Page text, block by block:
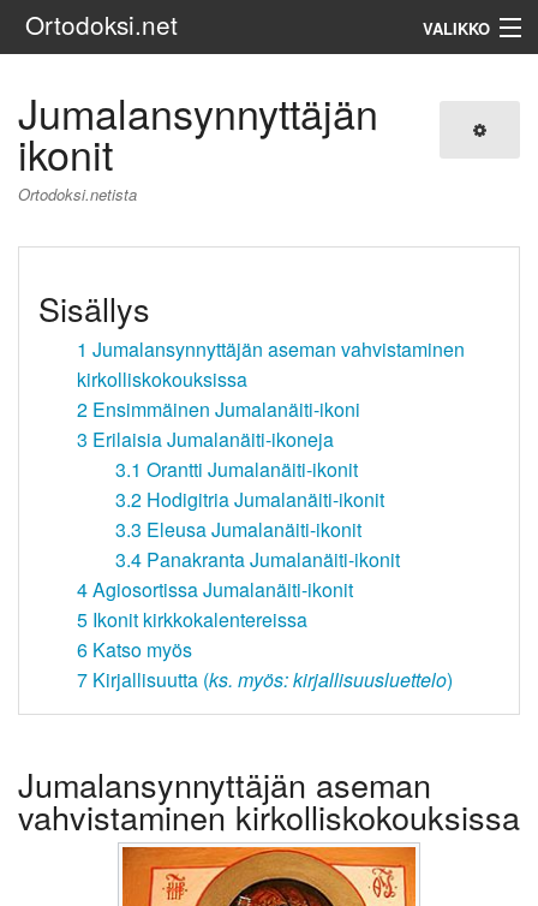
Ortodoksi.net VALIKKO
Jumalansynnyttäjän
ikonit
Ortodoksi.netista
Sisällys
1 Jumalansynnyttäjän aseman vahvistaminen
kirkolliskokouksissa
2 Ensimmäinen Jumalanäiti-ikoni
3 Erilaisia Jumalanäiti-ikoneja
3.1 Orantti Jumalanäiti-ikonit
3.2 Hodigitria Jumalanäiti-ikonit
3.3 Eleusa Jumalanäiti-ikonit
3.4 Panakranta Jumalanäiti-ikonit
4Agiosortissa Jumalanäiti-ikonit
5 Ikonit kirkkokalentereissa
6 Katso myös
7 Kirjallisuutta (ks. myös: kirjallisuusluettelo)
Jumalansynnyttäjän aseman
vahvistaminen kirkolliskokouksissa